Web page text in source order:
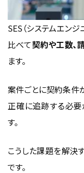
SES（システムエン
比べて契約や工数、
ます。
案件ごとに契約条件
正確に追跡する必
す。
こうした課題を解決
です。